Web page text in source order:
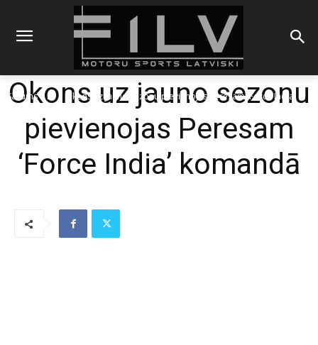
Sākums F1
Okons uz jauno sezonu pievienojas Peresam 'Force India'
Okons uz jauno sezonu
pievienojas Peresam
‘Force India’ komandā